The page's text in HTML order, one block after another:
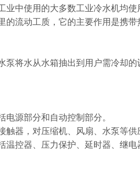
业中使用的大多数工业冷水机均使
的流动工质，它的主要作用是携带
泵将水从水箱抽出到用户需冷却
电源部分和自动控制部分。
触器，对压缩机、风扇、水泵等供
温控器、压力保护、延时器、继